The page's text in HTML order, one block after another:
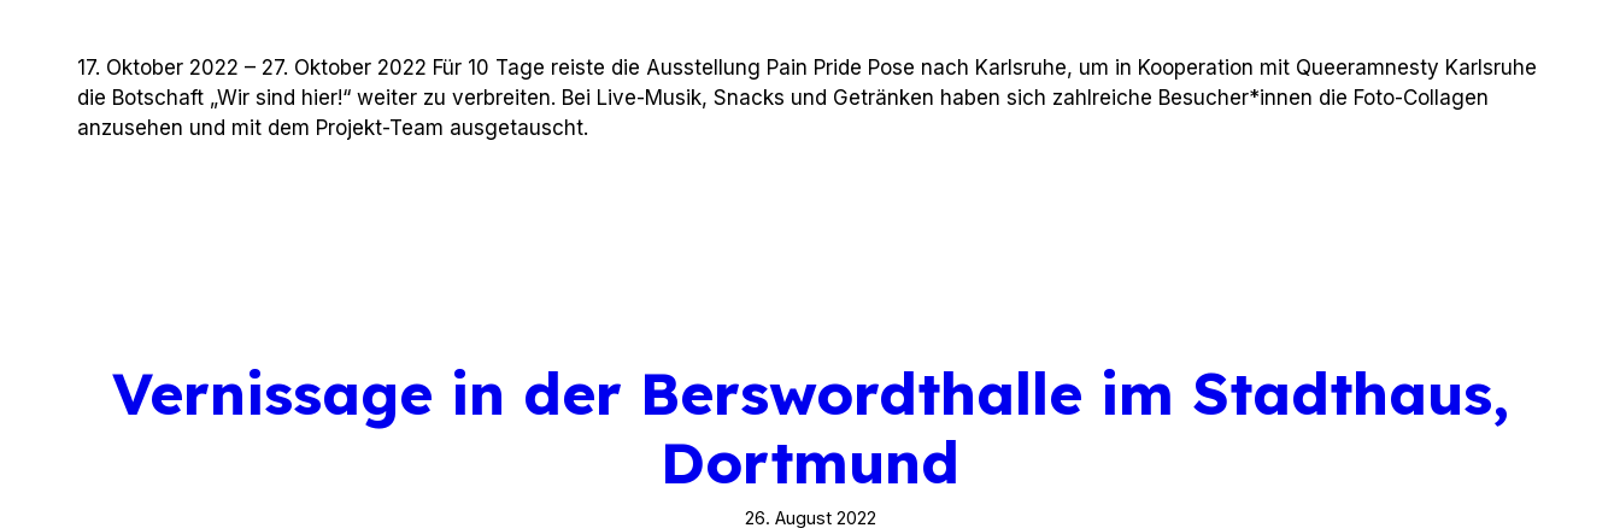
17. Oktober 2022 – 27. Oktober 2022 Für 10 Tage reiste die Ausstellung Pain Pride Pose nach Karlsruhe, um in Kooperation mit Queeramnesty Karlsruhe
die Botschaft „Wir sind hier!“ weiter zu verbreiten. Bei Live-Musik, Snacks und Getränken haben sich zahlreiche Besucher*innen die Foto-Collagen
anzusehen und mit dem Projekt-Team ausgetauscht.
Vernissage in der Berswordthalle im Stadthaus,
Dortmund
26. August 2022